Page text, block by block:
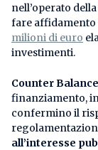
nell’operato della
fare affidamento
milioni di euro
investimenti.
Counter Balance
finanziamento,
confermino il
all’interesse